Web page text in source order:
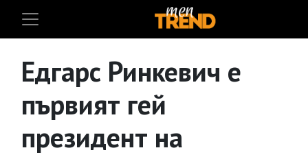
Едгарс Ринкевич е
първият гей
президент на